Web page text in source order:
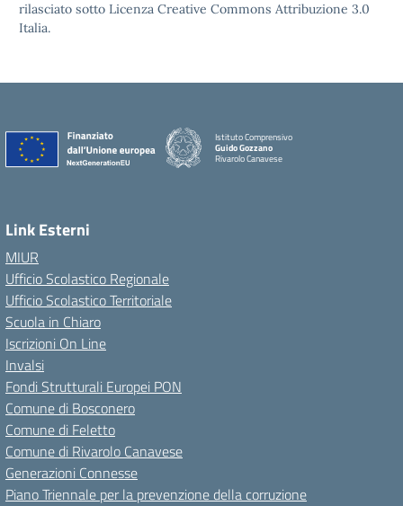
rilasciato sotto Licenza Creative Commons Attribuzione 3.0
Italia.
Istituto Comprensivo
Guido Gozzano
Rivarolo Canavese
Link Esterni
MIUR
Ufficio Scolastico Regionale
Ufficio Scolastico Territoriale
Scuola in Chiaro
Iscrizioni On Line
Invalsi
Fondi Strutturali Europei PON
Comune di Bosconero
Comune di Feletto
Comune di Rivarolo Canavese
Generazioni Connesse
Piano Triennale per la prevenzione della corruzione